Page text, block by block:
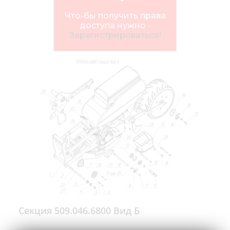
Что-бы получить права
доступа нужно -
Зарегистрироваться!
Секция 509.046.6800 Вид Б